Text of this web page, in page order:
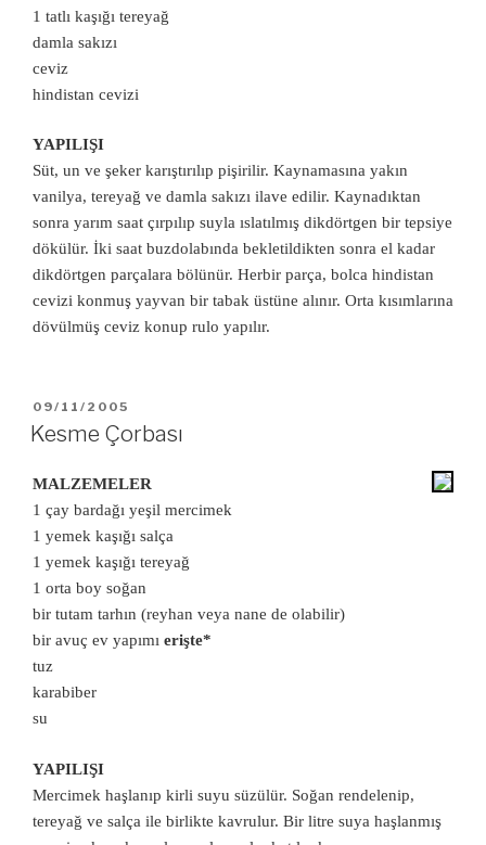
1 tatlı kaşığı tereyağ
damla sakızı
ceviz
hindistan cevizi
YAPILIŞI
Süt, un ve şeker karıştırılıp pişirilir. Kaynamasına yakın
vanilya, tereyağ ve damla sakızı ilave edilir. Kaynadıktan
sonra yarım saat çırpılıp suyla ıslatılmış dikdörtgen bir tepsiye
dökülür. İki saat buzdolabında bekletildikten sonra el kadar
dikdörtgen parçalara bölünür. Herbir parça, bolca hindistan
cevizi konmuş yayvan bir tabak üstüne alınır. Orta kısımlarına
dövülmüş ceviz konup rulo yapılır.
YAYIM
TARIHI
09/11/2005
Kesme Çorbası
MALZEMELER
1 çay bardağı yeşil mercimek
1 yemek kaşığı salça
1 yemek kaşığı tereyağ
1 orta boy soğan
bir tutam tarhın (reyhan veya nane de olabilir)
bir avuç ev yapımı erişte*
tuz
karabiber
su
YAPILIŞI
Mercimek haşlanıp kirli suyu süzülür. Soğan rendelenip,
tereyağ ve salça ile birlikte kavrulur. Bir litre suya haşlanmış